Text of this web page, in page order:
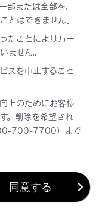
査証（車検証）
掲載しておりま
部または全部を、
とはできません。
たことにより万一
ません。
スを中止すること
上のためにお客様
。削除を希望され
700-7700）まで
同意する